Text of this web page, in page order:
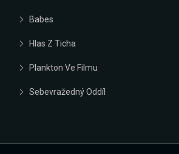
Babes
Hlas Z Ticha
Plankton Ve Filmu
Sebevražedný Oddíl